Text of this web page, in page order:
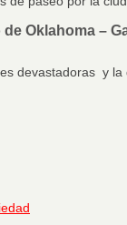
Oklahoma –
devastadoras y